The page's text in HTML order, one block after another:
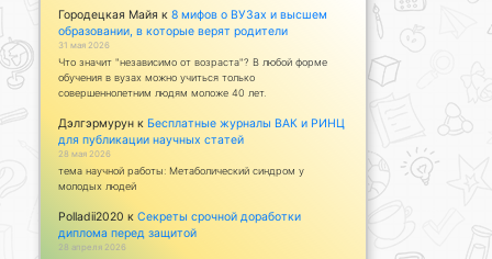
Городецкая Майя к 8 мифов о ВУЗах и высшем
образовании, в которые верят родители
31 мая 2026
Что значит "независимо от возраста"? В любой форме
обучения в вузах можно учиться только
совершеннолетним людям моложе 40 лет.
Дэлгэрмурун к Бесплатные журналы ВАК и РИНЦ
для публикации научных статей
28 мая 2026
тема научной работы: Метаболический синдром у
молодых людей
Polladii2020 к Секреты срочной доработки
диплома перед защитой
28 апреля 2026